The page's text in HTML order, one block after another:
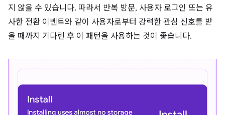
지 않을 수 있습니다. 따라서 반복 방문, 사용자 로그인 또는 유
사한 전환 이벤트와 같이 사용자로부터 강력한 관심 신호를 받
을 때까지 기다린 후 이 패턴을 사용하는 것이 좋습니다.